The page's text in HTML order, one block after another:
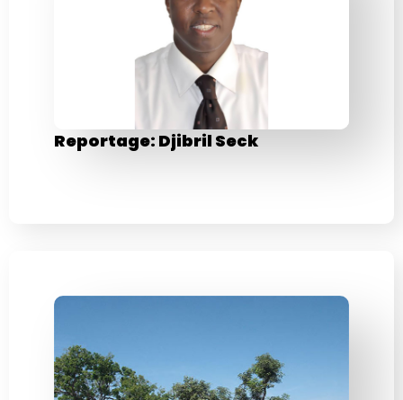
Reportage: Djibril Seck